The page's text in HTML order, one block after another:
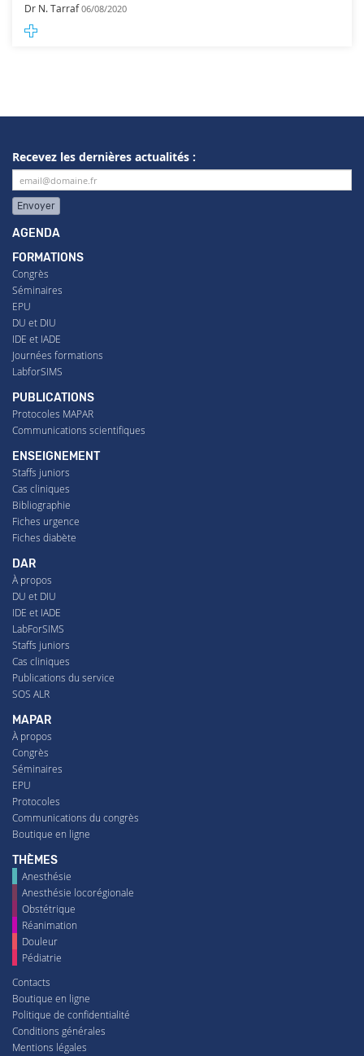
Dr N. Tarraf06/08/2020
Recevez les dernières actualités :
Envoyer
AGENDA
FORMATIONS
Congrès
Séminaires
EPU
DU et DIU
IDE et IADE
Journées formations
LabforSIMS
PUBLICATIONS
Protocoles MAPAR
Communications scientifiques
ENSEIGNEMENT
Staffs juniors
Cas cliniques
Bibliographie
Fiches urgence
Fiches diabète
DAR
À propos
DU et DIU
IDE et IADE
LabForSIMS
Staffs juniors
Cas cliniques
Publications du service
SOS ALR
MAPAR
À propos
Congrès
Séminaires
EPU
Protocoles
Communications du congrès
Boutique en ligne
THÈMES
Anesthésie
Anesthésie locorégionale
Obstétrique
Réanimation
Douleur
Pédiatrie
Contacts
Boutique en ligne
Politique de confidentialité
Conditions générales
Mentions légales